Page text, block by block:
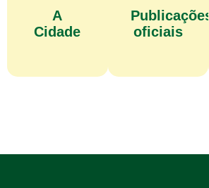
A
Cidade
Publicações
oficiais